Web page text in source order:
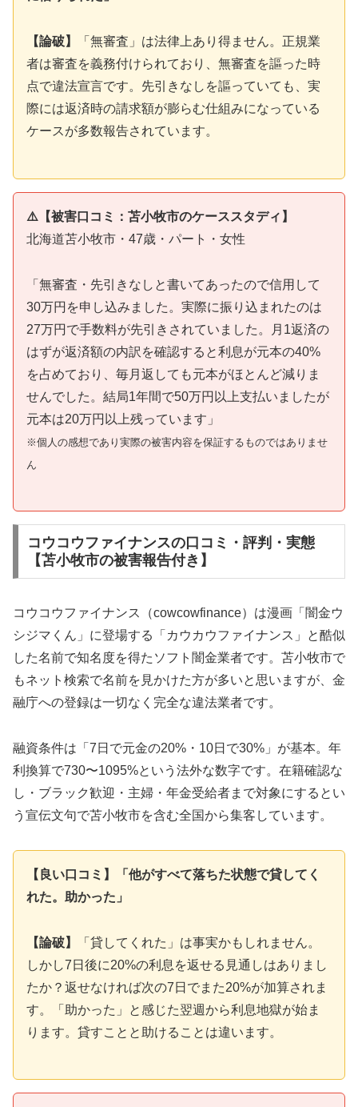
【論破】
「無審査」は法律上あり得ません。正規業
者は審査を義務付けられており、無審査を謳った時
点で違法宣言です。先引きなしを謳っていても、実
際には返済時の請求額が膨らむ仕組みになっている
ケースが多数報告されています。
⚠️【被害口コミ：苫小牧市のケーススタディ】
北海道苫小牧市・47歳・パート・女性
「無審査・先引きなしと書いてあったので信用して
30万円を申し込みました。実際に振り込まれたのは
27万円で手数料が先引きされていました。月1返済の
はずが返済額の内訳を確認すると利息が元本の40%
を占めており、毎月返しても元本がほとんど減りま
せんでした。結局1年間で50万円以上支払いましたが
元本は20万円以上残っています」
※個人の感想であり実際の被害内容を保証するものではありませ
ん
コウコウファイナンスの口コミ・評判・実態
【苫小牧市の被害報告付き】
コウコウファイナンス（cowcowfinance）は漫画「闇金ウ
シジマくん」に登場する「カウカウファイナンス」と酷似
した名前で知名度を得たソフト闇金業者です。苫小牧市で
もネット検索で名前を見かけた方が多いと思いますが、金
融庁への登録は一切なく完全な違法業者です。
融資条件は「7日で元金の20%・10日で30%」が基本。年
利換算で730〜1095%という法外な数字です。在籍確認な
し・ブラック歓迎・主婦・年金受給者まで対象にするとい
う宣伝文句で苫小牧市を含む全国から集客しています。
【良い口コミ】「他がすべて落ちた状態で貸してく
れた。助かった」
【論破】
「貸してくれた」は事実かもしれません。
しかし7日後に20%の利息を返せる見通しはありまし
たか？返せなければ次の7日でまた20%が加算されま
す。「助かった」と感じた翌週から利息地獄が始ま
ります。貸すことと助けることは違います。